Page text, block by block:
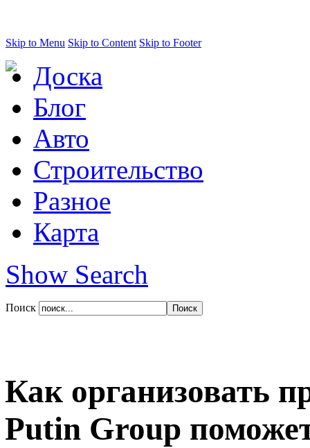
Skip to Menu Skip to Content Skip to Footer
Доска
Блог
Авто
Строительство
Разное
Карта
Show Search
Поиск
Как организовать
Putin Group